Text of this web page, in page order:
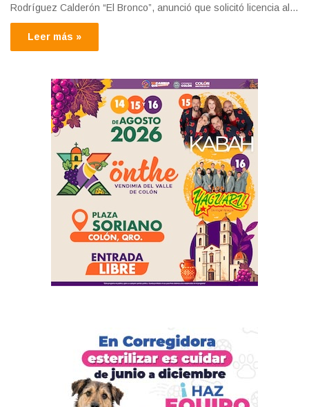
Rodríguez Calderón “El Bronco”, anunció que solicitó licencia al…
Leer más »